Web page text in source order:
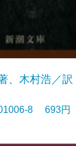
、木村浩／訳
8 693円